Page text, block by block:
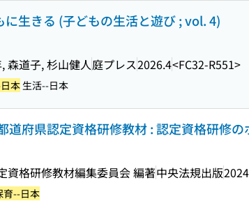
に生きる (子どもの生活と遊び ; vol. 4)
森道子, 杉山健人庭プレス2026.4<FC32-R551>
本 生活--日本
道府県認定資格研修教材 : 認定資格研修
資格研修教材編集委員会 編著中央法規出版
育--日本